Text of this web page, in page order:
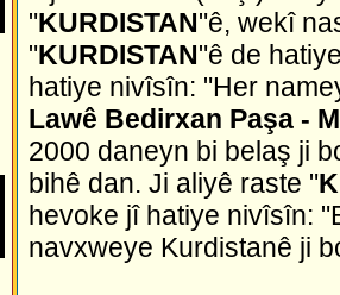
"KURDISTAN"ê, wekî
"KURDISTAN"ê de
hatiye nivîsîn: "Her
Lawê Bedirxan Paşa -
2000 daneyn bi belaş ji
bihê dan. Ji aliyê raste "
hevoke jî hatiye nivîsîn:
navxweye Kurdistanê ji